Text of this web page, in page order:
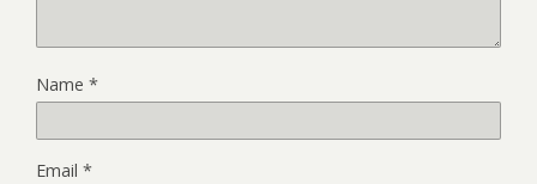
Name *
Email *